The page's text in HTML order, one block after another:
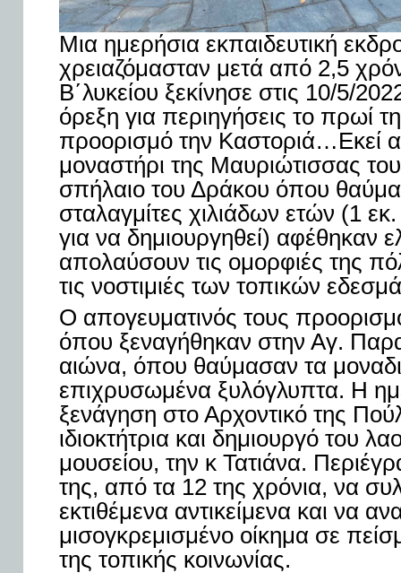
Μια ημερήσια εκπαιδευτική
χρειαζόμασταν μετά από 2,5
Β΄λυκείου ξεκίνησε στις 10/5/
όρεξη για περιηγήσεις το πρωί
προορισμό την Καστοριά…Εκεί
μοναστήρι της Μαυριώτισσας
σπήλαιο του Δράκου όπου
σταλαγμίτες χιλιάδων ετών (1
για να δημιουργηθεί) αφέθηκαν
απολαύσουν τις ομορφιές της
τις νοστιμιές των τοπικών
Ο απογευματινός τους
όπου ξεναγήθηκαν στην Αγ.
αιώνα, όπου θαύμασαν τα
επιχρυσωμένα ξυλόγλυπτα. Η
ξενάγηση στο Αρχοντικό της
ιδιοκτήτρια και δημιουργό του
μουσείου, την κ Τατιάνα.
της, από τα 12 της χρόνια, να
εκτιθέμενα αντικείμενα και να
μισογκρεμισμένο οίκημα σε
της τοπικής κοινωνίας.